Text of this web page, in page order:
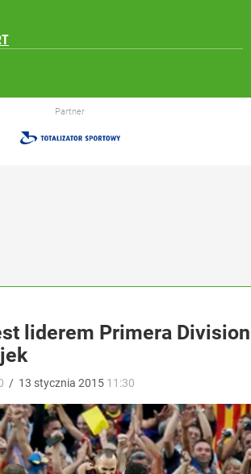
Partner
liderem Primera Division
/ 13 stycznia 2015 11:30